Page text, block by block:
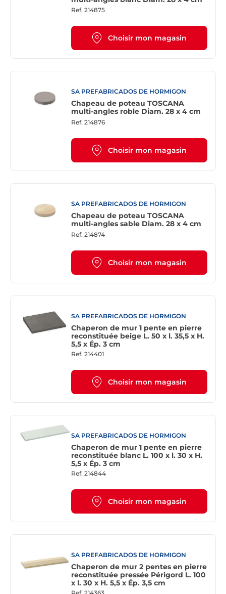
Ref. 214875
Choisir mon magasin
SA PREFABRICADOS DE HORMIGON
Chapeau de poteau TOSCANA
multi-angles roble Diam. 28 x 4 cm
Ref. 214876
Choisir mon magasin
SA PREFABRICADOS DE HORMIGON
Chapeau de poteau TOSCANA
multi-angles sable Diam. 28 x 4 cm
Ref. 214874
Choisir mon magasin
SA PREFABRICADOS DE HORMIGON
Chaperon de mur 1 pente en pierre
reconstituée beige L. 50 x l. 35,5 x H.
5,5 x Ép. 3 cm
Ref. 214401
Choisir mon magasin
SA PREFABRICADOS DE HORMIGON
Chaperon de mur 1 pente en pierre
reconstituée blanc L. 100 x l. 30 x H.
5,5 x Ép. 3 cm
Ref. 214844
Choisir mon magasin
SA PREFABRICADOS DE HORMIGON
Chaperon de mur 2 pentes en pierre
reconstituée pressée Périgord L. 100
x l. 30 x H. 5,5 x Ép. 3,5 cm